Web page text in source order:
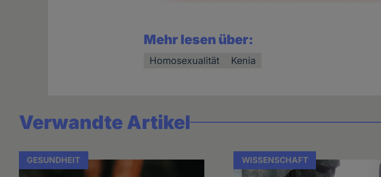
Mehr lesen über:
Homosexualität Kenia
Verwandte Artikel
GESUNDHEIT WISSENSCHAFT